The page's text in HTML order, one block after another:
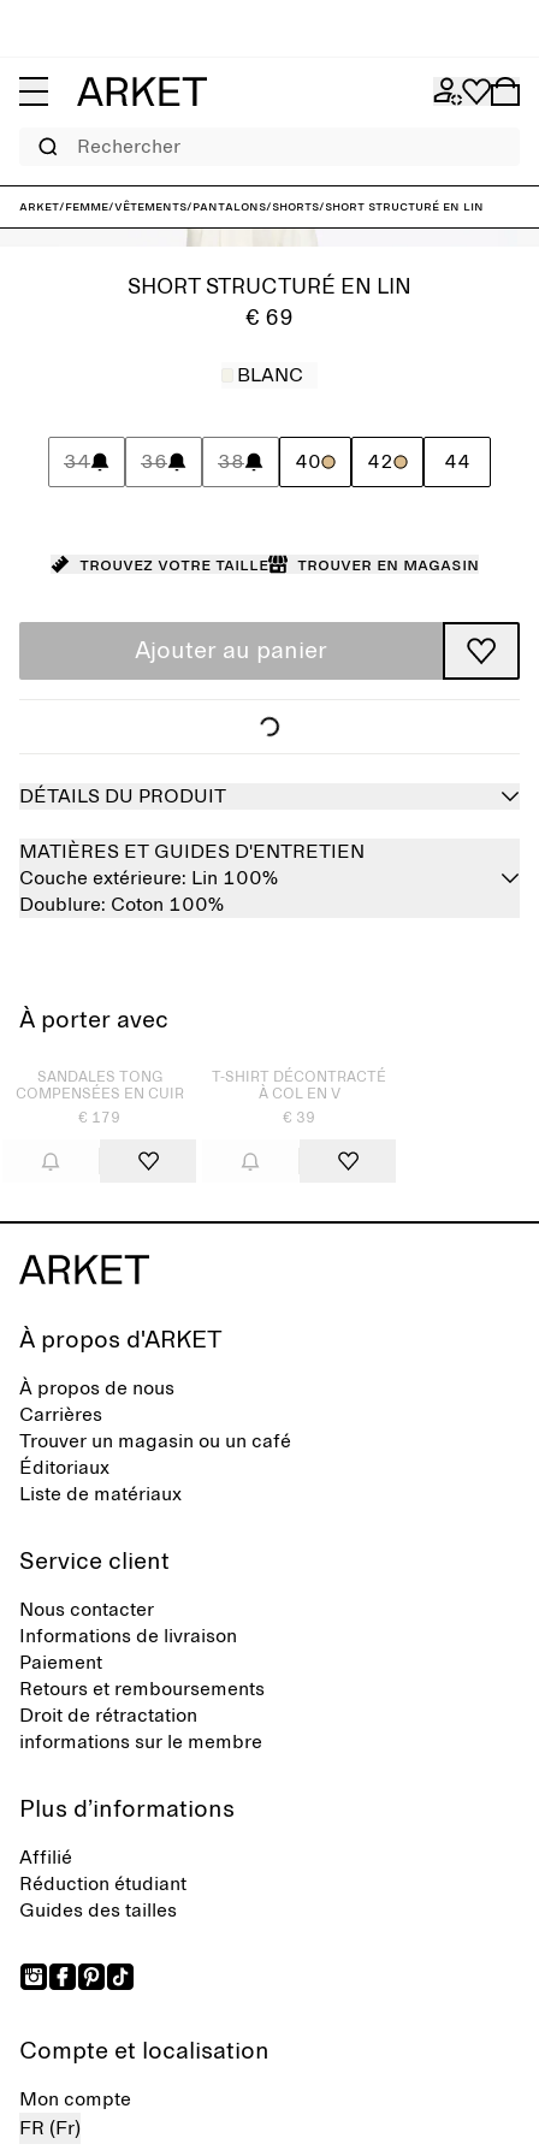
Rechercher
ARKET/Femme/Vêtements/Pantalons/Shorts/Short structuré en lin
SHORT STRUCTURÉ EN LIN
€ 69
BLANC
34 36 38 40 42 44
Trouvez votre taille Trouver en magasin
Ajouter au panier
DÉTAILS DU PRODUIT
MATIÈRES ET GUIDES D'ENTRETIEN
Couche extérieure: Lin 100%
Doublure: Coton 100%
À porter avec
Épuisé
SANDALES TONG
COMPENSÉES EN CUIR
€ 179
T-SHIRT DÉCONTRACTÉ
À COL EN V
€ 39
À propos d'ARKET
À propos de nous
Carrières
Trouver un magasin ou un café
Éditoriaux
Liste de matériaux
Service client
Nous contacter
Informations de livraison
Paiement
Retours et remboursements
Droit de rétractation
informations sur le membre
Plus d’informations
Affilié
Réduction étudiant
Guides des tailles
Compte et localisation
Mon compte
FR (Fr)